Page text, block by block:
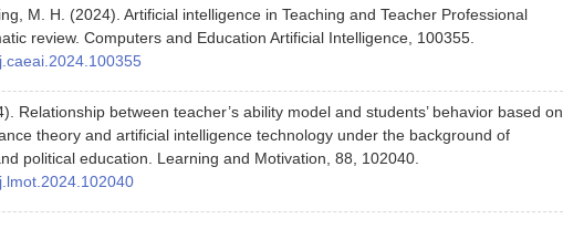
M. H. (2024). Artificial intelligence in Teaching and Teacher Professional
review. Computers and Education Artificial Intelligence, 100355.
Relationship between teacher’s ability model and students’ behavior based on
theory and artificial intelligence technology under the background of
political education. Learning and Motivation, 88, 102040.